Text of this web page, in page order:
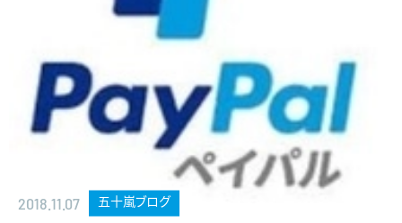
2018.11.07 五十嵐ブログ